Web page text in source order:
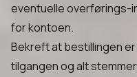
eventuelle overførings-
for kontoen.
Bekreft at bestillingen
tilgangen og alt